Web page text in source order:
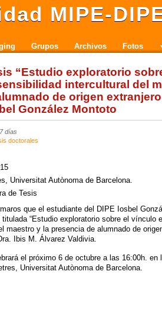
MIPE-
Grupos Archivos Fotos
“Estudio exploratorio
intercultural del
de origen
González Montoto
días
doctorales
Universitat Autònoma de Barcelona.
de Tesis
que el estudiante del DIPE Iosbel
titulada “Estudio exploratorio sobre el vínculo
maestro y la presencia de alumnado de
Ibis M. Álvarez Valdivia.
el próximo 6 de octubre a las 16:00h. en
Universitat Autònoma de Barcelona.